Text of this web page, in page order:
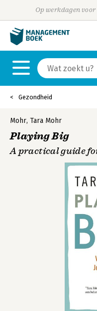
Op werkdagen
Gezondheid
Mohr, Tara Mohr
Playing Big
A practical guide